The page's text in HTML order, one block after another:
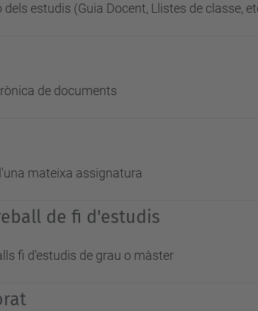
estudis (Guia Docent, Llistes de classe,
de documents
mateixa assignatura
de fi d'estudis
fi d'estudis de grau o màster